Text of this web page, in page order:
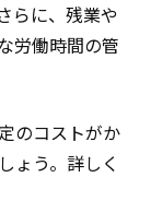
らに、残業や
労働時間の管
のコストがか
ょう。詳しく